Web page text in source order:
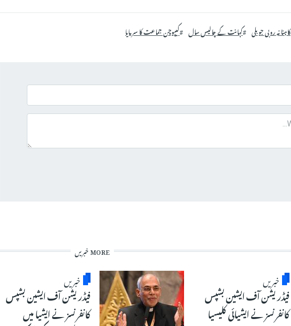
کاہنانہ روبی جوبلی کہانت کے چالیس سال کیپوچن جماعت کا سرمایا
MORE خبریں
خبریں
فیڈریشن آف ایشین بشپس
کانفرنسز نے ایشیائی کلیسیا
خبریں
فیڈریشن آف ایشین بشپس
کانفرنسز نے ایشیا میں